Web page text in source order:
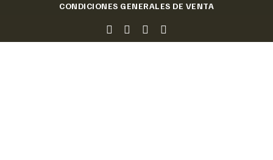
CONDICIONES GENERALES DE VENTA